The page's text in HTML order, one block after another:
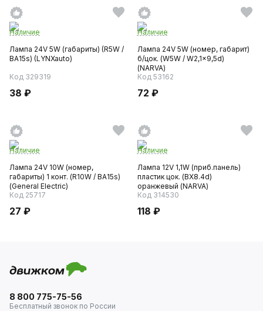
Наличие
Лампа 24V 5W (габариты) (R5W /
BA15s) (LYNXauto)
Код 329319
38 ₽
Наличие
Лампа 24V 5W (номер, габарит)
б/цок. (W5W / W2,1x9,5d)
(NARVA)
Код 53162
72 ₽
Наличие
Лампа 24V 10W (номер,
габариты) 1 конт. (R10W / BA15s)
(General Electric)
Код 25717
27 ₽
Наличие
Лампа 12V 1,1W (приб.панель)
пластик цок. (BX8.4d)
оранжевый (NARVA)
Код 314530
118 ₽
8 800 775-75-56
Бесплатный звонок по России